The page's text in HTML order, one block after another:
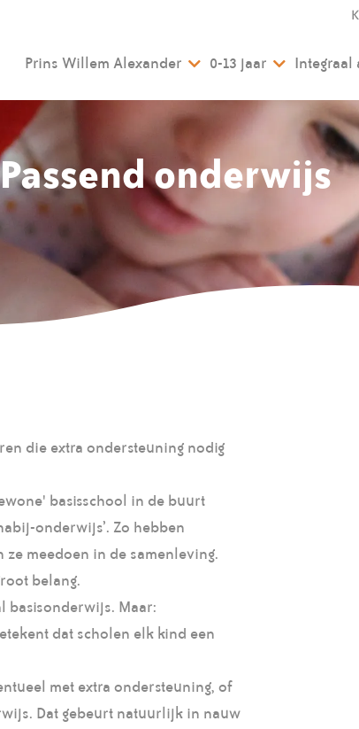
Prins Willem Alexander 0-13 jaar Integraal
Passend onderwijs
die extra ondersteuning nodig
basisschool in de buurt
onderwijs’. Zo hebben
meedoen in de samenleving.
belang.
basisonderwijs. Maar:
dat scholen elk kind een
met extra ondersteuning, of
Dat gebeurt natuurlijk in nauw